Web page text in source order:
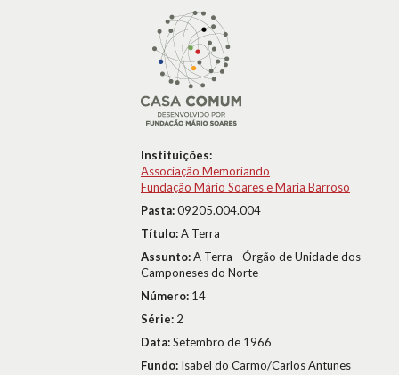
Instituições:
Associação Memoriando
Fundação Mário Soares e Maria Barroso
Pasta:09205.004.004
Título:A Terra
Assunto:A Terra - Órgão de Unidade dos
Camponeses do Norte
Número: 14
Série: 2
Data:Setembro de 1966
Fundo: Isabel do Carmo/Carlos Antunes